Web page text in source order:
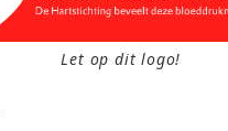
Let op dit logo!